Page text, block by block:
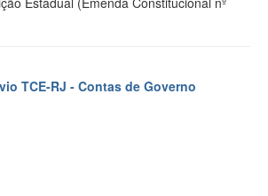
TCE-RJ - Contas de Governo